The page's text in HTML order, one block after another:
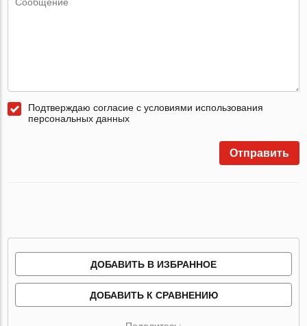
Подтверждаю согласие с условиями использования
персональных данных
Отправить
ДОБАВИТЬ В ИЗБРАННОЕ
ДОБАВИТЬ К СРАВНЕНИЮ